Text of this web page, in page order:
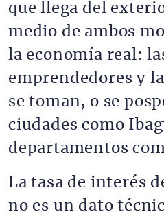
que llega del
medio de ambos
la economía real:
emprendedores y
se toman, o se
ciudades como
departamentos
La tasa de interés
no es un dato